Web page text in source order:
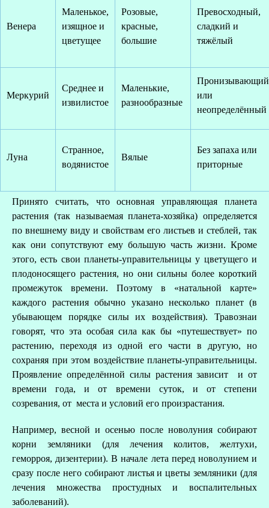
Венера
Маленькое,
изящное и
цветущее
Розовые,
красные,
большие
Превосходный,
сладкий и
тяжёлый
Меркурий
Среднее и
извилистое
Маленькие,
разнообразные
Пронизывающий
или
неопределённый
Луна
Странное,
водянистое
Вялые
Без запаха или
приторные
Принято считать, что основная управляющая планета
растения (так называемая планета-хозяйка) определяется
по внешнему виду и свойствам его листьев и стеблей, так
как они сопутствуют ему большую часть жизни. Кроме
этого, есть свои планеты-управительницы у цветущего и
плодоносящего растения, но они сильны более короткий
промежуток времени. Поэтому в «натальной карте»
каждого растения обычно указано несколько планет (в
убывающем порядке силы их воздействия). Травознаи
говорят, что эта особая сила как бы «путешествует» по
растению, переходя из одной его части в другую, но
сохраняя при этом воздействие планеты-управительницы.
Проявление определённой силы растения зависит и от
времени года, и от времени суток, и от степени
созревания, от места и условий его произрастания.
Например, весной и осенью после новолуния собирают
корни земляники (для лечения колитов, желтухи,
геморроя, дизентерии). В начале лета перед новолунием и
сразу после него собирают листья и цветы земляники (для
лечения множества простудных и воспалительных
заболеваний).